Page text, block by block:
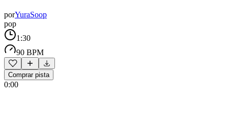
porYuraSoop
pop
1:30
90 BPM
Comprar pista
0:00